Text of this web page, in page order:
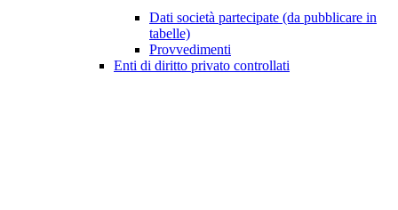
Dati società partecipate (da pubblicare in
tabelle)
Provvedimenti
Enti di diritto privato controllati